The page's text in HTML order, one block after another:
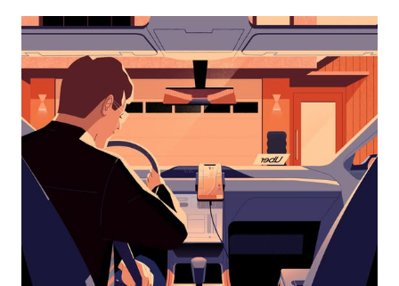
للأسفل
لاستخدام
التقويم
التاريخ.
اضغط
على
زر
الخروج
لإغلاق
التقويم.